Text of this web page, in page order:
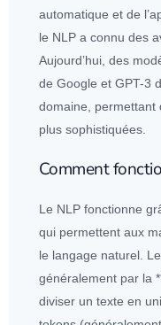
automatique et de
le NLP a connu des
Aujourd’hui, des
de Google et GPT-3
domaine, permettant
plus sophistiquées.
Comment
Le NLP fonctionne
qui permettent aux
le langage naturel.
généralement par la
diviser un texte en